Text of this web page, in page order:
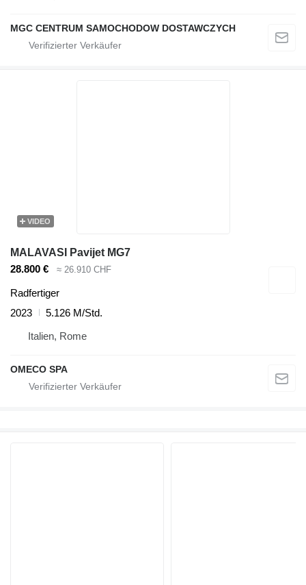
MGC CENTRUM SAMOCHODOW DOSTAWCZYCH
VIDEO
MALAVASI Pavijet MG7
28.800 €
≈ 26.910 CHF
Radfertiger
2023
5.126 M/Std.
Italien, Rome
OMECO SPA